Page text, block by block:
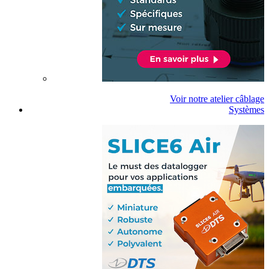
Voir notre atelier câblage
Systèmes